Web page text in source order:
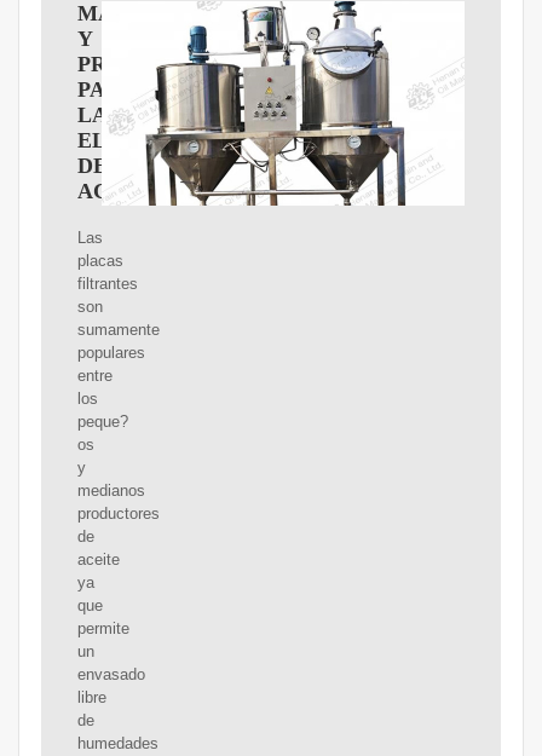
MAQUINARIA
Y
PRODUCTOS
PARA
LA
ELABORACIóN
DE
ACEITE
Las
placas
filtrantes
son
sumamente
populares
entre
los
peque?
os
y
medianos
productores
de
aceite
ya
que
permite
un
envasado
libre
de
humedades